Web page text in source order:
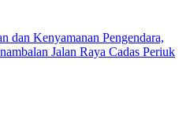
dan Kenyamanan Pengendara,
Jalan Raya Cadas Periuk